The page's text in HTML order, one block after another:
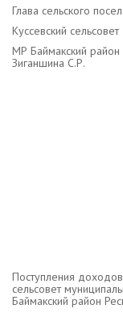
Глава сельского
Куссевский сельсовет
МР
Зиганшина С.Р.
Поступления
сельсовет
Баймакский район